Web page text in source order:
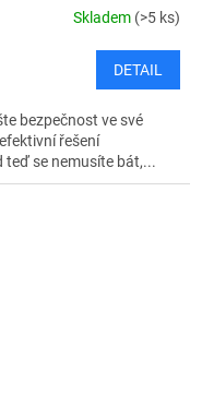
Skladem (>5 ks)
DETAIL
bezpečnost ve své
řešení
teď se nemusíte bát,...